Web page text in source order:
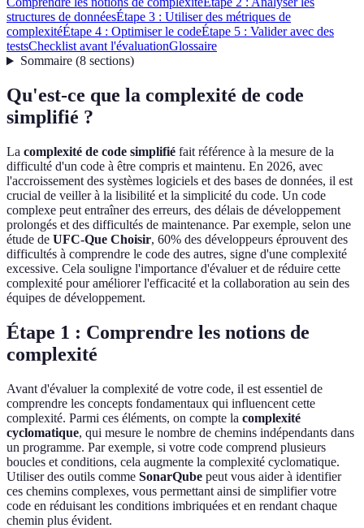
structures de donnéesÉtape 3 : Utiliser des métriques de
complexitéÉtape 4 : Optimiser le codeÉtape 5 : Valider avec des
testsChecklist avant l'évaluationGlossaire
Sommaire(8 sections)
Qu'est-ce que la complexité de code
simplifié ?
La complexité de code simplifié fait référence à la mesure de la
difficulté d'un code à être compris et maintenu. En 2026, avec
l'accroissement des systèmes logiciels et des bases de données, il est
crucial de veiller à la lisibilité et la simplicité du code. Un code
complexe peut entraîner des erreurs, des délais de développement
prolongés et des difficultés de maintenance. Par exemple, selon une
étude de UFC-Que Choisir, 60% des développeurs éprouvent des
difficultés à comprendre le code des autres, signe d'une complexité
excessive. Cela souligne l'importance d'évaluer et de réduire cette
complexité pour améliorer l'efficacité et la collaboration au sein des
équipes de développement.
Étape 1 : Comprendre les notions de
complexité
Avant d'évaluer la complexité de votre code, il est essentiel de
comprendre les concepts fondamentaux qui influencent cette
complexité. Parmi ces éléments, on compte la complexité
cyclomatique, qui mesure le nombre de chemins indépendants dans
un programme. Par exemple, si votre code comprend plusieurs
boucles et conditions, cela augmente la complexité cyclomatique.
Utiliser des outils comme SonarQube peut vous aider à identifier
ces chemins complexes, vous permettant ainsi de simplifier votre
code en réduisant les conditions imbriquées et en rendant chaque
chemin plus évident.